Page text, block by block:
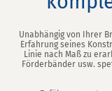
Unabhängig von Ihrer
Erfahrung seines
Linie nach Maß zu
Förderbänder usw.